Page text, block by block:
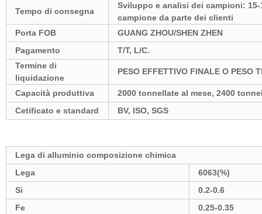
Tempo di consegna
Sviluppo e analisi dei campioni:
campione da parte dei clienti
Porta FOB
GUANG ZHOU/SHEN ZHEN
Pagamento
T/T, L/C.
Termine di
liquidazione
PESO EFFETTIVO FINALE O PESO
Capacità produttiva
2000 tonnellate al mese, 2400
Cetificato e standard
BV, ISO, SGS
Lega di alluminio composizione chimica
Lega
6063(%)
Si
0.2-0.6
Fe
0.25-0.35